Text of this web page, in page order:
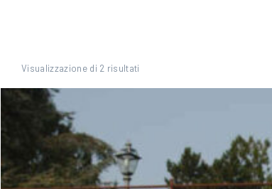
Visualizzazione di 2 risultati